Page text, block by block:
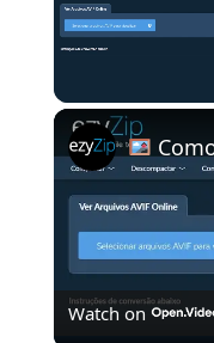
Unmute
Como Visualizar Arquivos AVIF
Watch on